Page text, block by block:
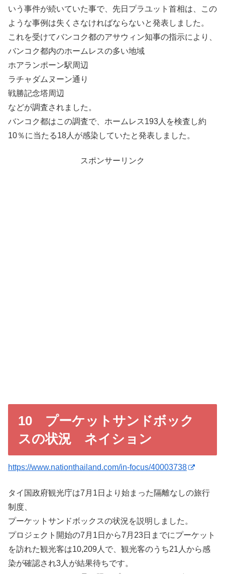
いう事件が続いていた事で、先日プラユット首相は、この
ような事例は失くさなければならないと発表しました。
これを受けてバンコク都のアサウィン知事の指示により、
バンコク都内のホームレスの多い地域
ホアランポーン駅周辺
ラチャダムヌーン通り
戦勝記念塔周辺
などが調査されました。
バンコク都はこの調査で、ホームレス193人を検査し約
10％に当たる18人が感染していたと発表しました。
スポンサーリンク
10 プーケットサンドボック
スの状況 ネイション
https://www.nationthailand.com/in-focus/40003738
タイ国政府観光庁は7月1日より始まった隔離なしの旅行
制度、
プーケットサンドボックスの状況を説明しました。
プロジェクト開始の7月1日から7月23日までにプーケット
を訪れた観光客は10,209人で、観光客のうち21人から感
染が確認され3人が結果待ちです。